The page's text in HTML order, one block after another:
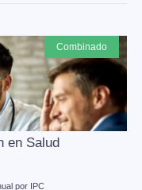
combinado
en Salud
por IPC